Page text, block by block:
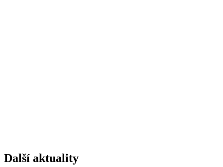
Další aktuality